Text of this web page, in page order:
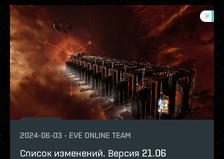
#
2024-06-03 - EVE ONLINE TEAM
Список изменений. Версия 21.06